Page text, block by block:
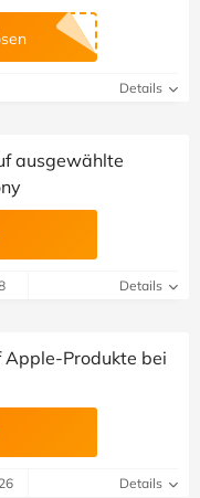
Details
ausgewählte
Details
Apple-Produkte bei
Details